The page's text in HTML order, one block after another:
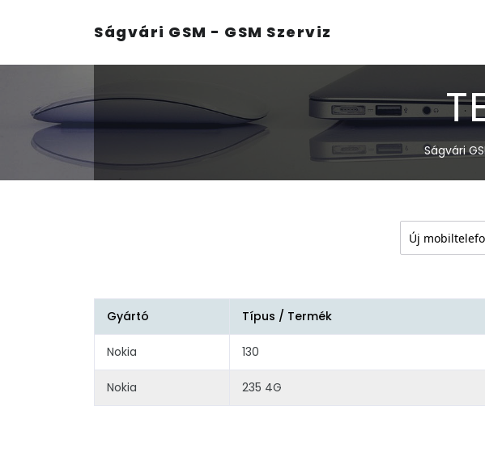
Ságvári GSM - GSM Szerviz
Ságvári
Gyártó Típus / Termék
Nokia 130
Nokia 235 4G